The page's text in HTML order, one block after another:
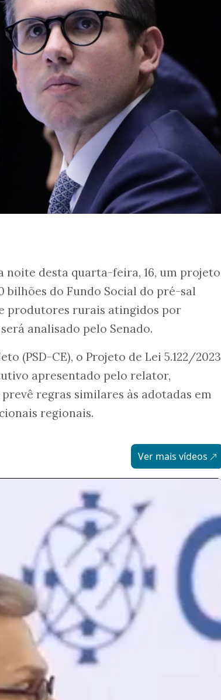
noite desta quarta-feira, 16, um projeto
bilhões do Fundo Social do pré-sal
produtores rurais atingidos por
analisado pelo Senado.
(PSD-CE), o Projeto de Lei 5.122/2023
apresentado pelo relator,
regras similares às adotadas em
regionais.
Ver mais vídeos